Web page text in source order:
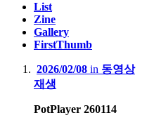
List
Zine
Gallery
FirstThumb
2026/02/08 in 동영상
재생
PotPlayer 260114